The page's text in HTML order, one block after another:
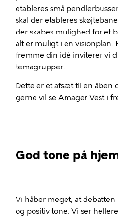
etableres små
skal der etableres
der skabes mulighed for et
alt er muligt i en visionplan.
fremme din idé inviterer vi
temagrupper.
Dette er et afsæt til en åben
gerne vil se Amager Vest i
God tone på
Vi håber meget, at
og positiv tone. Vi ser